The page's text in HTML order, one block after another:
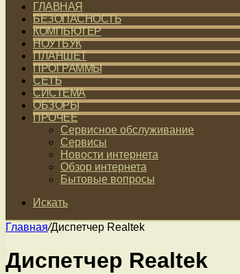
ГЛАВНАЯ
БЕЗОПАСНОСТЬ
КОМПЬЮТЕР
НОУТБУК
ПЛАНШЕТ
ПРОГРАММЫ
СЕТЬ
СИСТЕМА
ОБЗОРЫ
ПРОЧЕЕ
Сервисное обслуживание
Сервисы
Новости интернета
Обзор интернета
Бытовые вопросы
Искать
Главная/Диспетчер Realtek
Диспетчер Realtek